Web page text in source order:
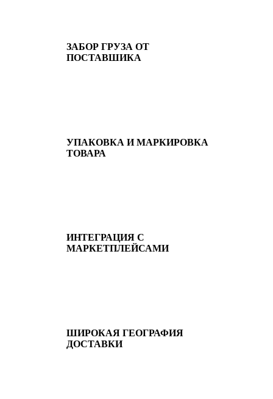
ЗАБОР ГРУЗА ОТ
ПОСТАВШИКА
УПАКОВКА И МАРКИРОВКА
ТОВАРА
ИНТЕГРАЦИЯ С
МАРКЕТПЛЕЙСАМИ
ШИРОКАЯ ГЕОГРАФИЯ
ДОСТАВКИ